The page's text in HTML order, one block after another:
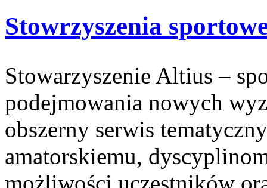
Stowrzyszenia
Stowarzyszenie Altius –
podejmowania nowych
obszerny serwis
amatorskiemu,